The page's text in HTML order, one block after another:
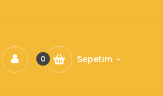
0 Sepetim